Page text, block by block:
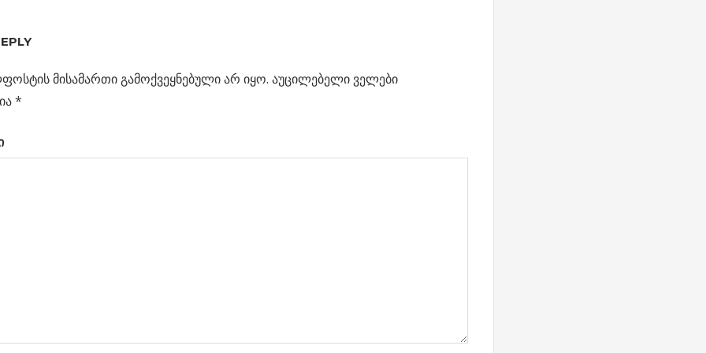
მისამართი გამოქვეყნებული არ იყო. აუცილებელი ველები
*